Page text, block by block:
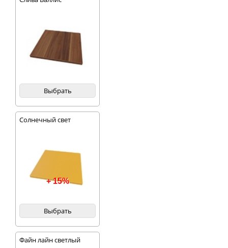
Выбрать
Солнечный свет
+ 15%
Выбрать
Файн лайн светлый